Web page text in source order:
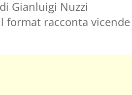
Gianluigi Nuzzi
format racconta vicende